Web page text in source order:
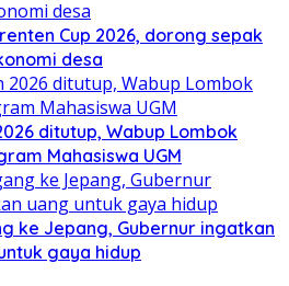
Cup 2026, dorong sepak
desa
ditutup, Wabup Lombok
Mahasiswa UGM
ke Jepang, Gubernur ingatkan
gaya hidup